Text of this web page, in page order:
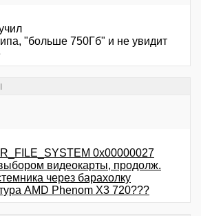
"больше 750Гб" и не увидит
0x00000027
видеокарты, продолж.
через барахолку
AMD Phenom X3 720???